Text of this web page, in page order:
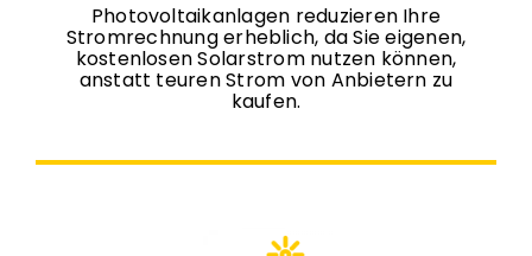
Photovoltaikanlagen reduzieren Ihre
Stromrechnung erheblich, da Sie eigenen,
kostenlosen Solarstrom nutzen können,
anstatt teuren Strom von Anbietern zu
kaufen.